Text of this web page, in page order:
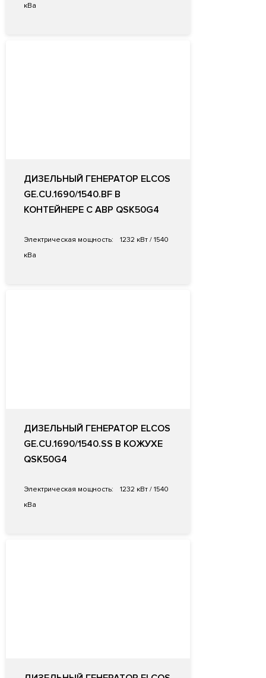
кВа
ДИЗЕЛЬНЫЙ ГЕНЕРАТОР ELCOS
GE.CU.1690/1540.BF В
КОНТЕЙНЕРЕ С АВР QSK50G4
Электрическая мощность:
1232 кВт / 1540
кВа
ДИЗЕЛЬНЫЙ ГЕНЕРАТОР ELCOS
GE.CU.1690/1540.SS В КОЖУХЕ
QSK50G4
Электрическая мощность:
1232 кВт / 1540
кВа